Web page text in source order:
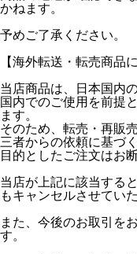
かねます。
予めご了承ください。
【海外転送・転売商品
当店商品は、日本国内
国内でのご使用を前提
ます。
そのため、転売・再販
三者からの依頼に基づ
目的としたご注文はお
当店が上記に該当する
もキャンセルさせてい
また、今後のお取引を
す。